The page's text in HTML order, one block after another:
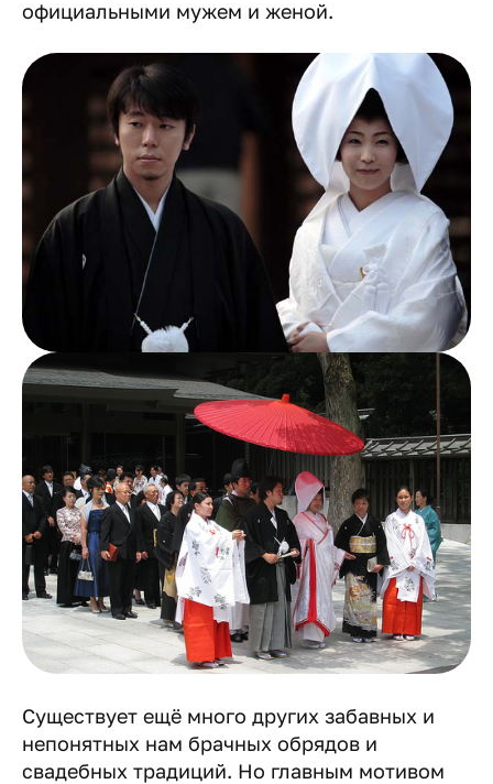
официальными мужем и женой.
Существует ещё много других забавных и
непонятных нам брачных обрядов и
свадебных традиций. Но главным мотивом